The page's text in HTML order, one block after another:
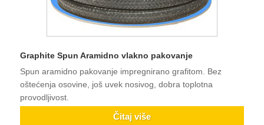
Graphite Spun Aramidno vlakno pakovanje
Spun aramidno pakovanje impregnirano grafitom. Bez
oštećenja osovine, još uvek nosivog, dobra toplotna
provodljivost.
Čitaj više